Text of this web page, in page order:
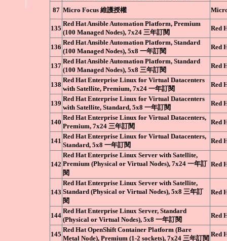
87 Micro Focus 維護授權
135
Red Hat Ansible Automation Platform, Premium
(100 Managed Nodes), 7x24 三年訂閱
Red
136
Red Hat Ansible Automation Platform, Standard
(100 Managed Nodes), 5x8 一年訂閱
Red
137
Red Hat Ansible Automation Platform, Standard
(100 Managed Nodes), 5x8 三年訂閱
Red
138
Red Hat Enterprise Linux for Virtual Datacenters
with Satellite, Premium, 7x24 一年訂閱
Red
139
Red Hat Enterprise Linux for Virtual Datacenters
with Satellite, Standard, 5x8 一年訂閱
Red
140
Red Hat Enterprise Linux for Virtual Datacenters,
Premium, 7x24 三年訂閱
Red
141
Red Hat Enterprise Linux for Virtual Datacenters,
Standard, 5x8 一年訂閱
Red
142
Red Hat Enterprise Linux Server with Satellite,
Premium (Physical or Virtual Nodes), 7x24 一年訂
閱
Red
143
Red Hat Enterprise Linux Server with Satellite,
Standard (Physical or Virtual Nodes), 5x8 三年訂
閱
Red
144
Red Hat Enterprise Linux Server, Standard
(Physical or Virtual Nodes), 5x8 一年訂閱
Red
145
Red Hat OpenShift Container Platform (Bare
Metal Node), Premium (1-2 sockets), 7x24 三年訂閱
Red